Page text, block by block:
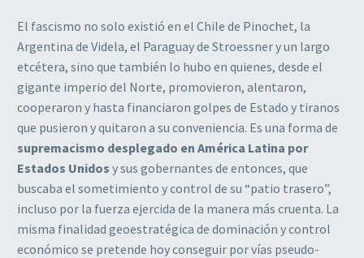
El fascismo no solo existió en el Chile de Pinochet, la
Argentina de Videla, el Paraguay de Stroessner y un largo
etcétera, sino que también lo hubo en quienes, desde el
gigante imperio del Norte, promovieron, alentaron,
cooperaron y hasta financiaron golpes de Estado y tiranos
que pusieron y quitaron a su conveniencia. Es una forma de
supremacismo desplegado en América Latina por
Estados Unidos y sus gobernantes de entonces, que
buscaba el sometimiento y control de su “patio trasero”,
incluso por la fuerza ejercida de la manera más cruenta. La
misma finalidad geoestratégica de dominación y control
económico se pretende hoy conseguir por vías pseudo-